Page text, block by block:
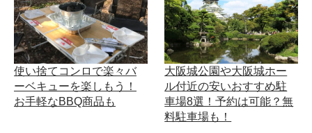
使い捨てコンロで楽々バ
ーベキューを楽しもう！
お手軽なBBQ商品も
大阪城公園や大阪城ホー
ル付近の安いおすすめ駐
車場8選！予約は可能？無
料駐車場も！